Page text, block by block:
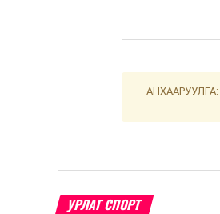
АНХААРУУЛГА:
УРЛАГ СПОРТ